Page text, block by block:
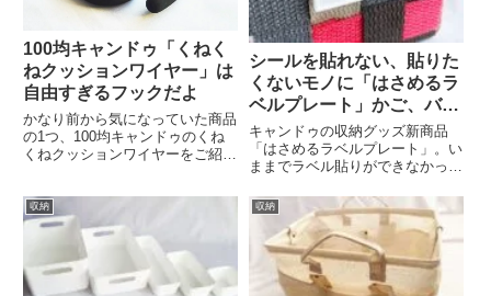
100均キャンドゥ「くねく
ねクッションワイヤー」は
自由すぎるフックだよ
かなり前から気になっていた商品
の1つ、100均キャンドゥのくね
くねクッションワイヤーをご紹介
ャンドゥのくねくねクッションワ
イヤーは長さ30cm。S字フック
にもL字フックにも「の」の...
シールを貼れない、貼りた
くないモノに「はさめるラ
ベルプレート」かご、バス
ケット収納に
キャンドゥの収納グッズ新商品
「はさめるラベルプレート」。い
ままでラベル貼りができなかった
です。キャンドゥ 「はさめるラ
ベルプレート」キャンドゥの新商
品「はさめるラベルプレート」は
110円。4個入りのSサイズと3...
収納 収納